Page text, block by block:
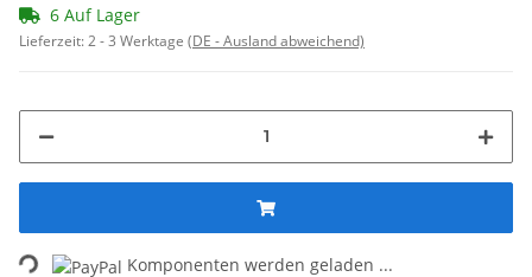
6 Auf Lager
Lieferzeit:2 - 3 Werktage (DE - Ausland abweichend)
Komponenten werden geladen ...